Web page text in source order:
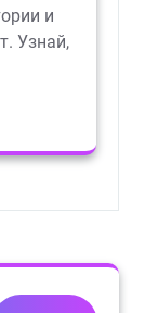
и
Узнай,